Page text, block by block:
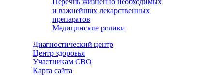
Перечнь жизненно необходимых
и важнейших лекарственных
препаратов
Медицинские ролики
Диагностический центр
Центр здоровья
Участникам СВО
Карта сайта